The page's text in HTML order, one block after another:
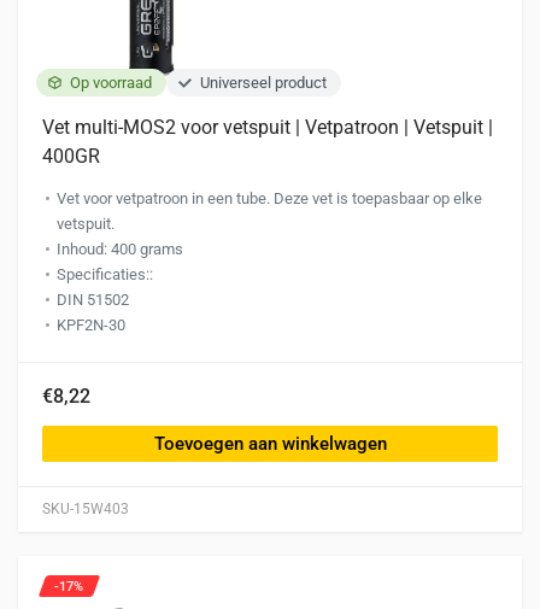
Op voorraad Universeel product
SKU-15W403
Vet multi-MOS2 voor vetspuit | Vetpatroon | Vetspuit |
400GR
Vet voor vetpatroon in een tube. Deze vet is toepasbaar op elke
vetspuit.
Inhoud: 400 grams
Specificaties::
DIN 51502
KPF2N-30
€8,22
Toevoegen aan winkelwagen
-17%